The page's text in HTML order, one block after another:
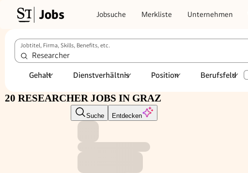
Jobs Jobsuche Merkliste Unternehmen
Jobtitel, Firma, Skills, Benefits, etc.
Gehalt Dienstverhältnis Position Berufsfeld
20 RESEARCHER JOBS IN GRAZ
Suche Entdecken